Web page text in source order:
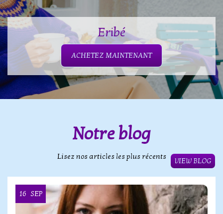
Eribé
ACHETEZ MAINTENANT
Notre blog
Lisez nos articles les plus récents
VIEW BLOG
16 SEP